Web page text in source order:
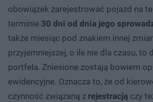
obowiązek zarejestrować pojazd na
terminie 30 dni od dnia jego
także miesiąc pod znakiem innej
przyjemniejszej, o ile nie dla czasu, to
portfela. Zniesione zostają bowiem
ewidencyjne. Oznacza to, że od
czynność związaną z rejestracją czy